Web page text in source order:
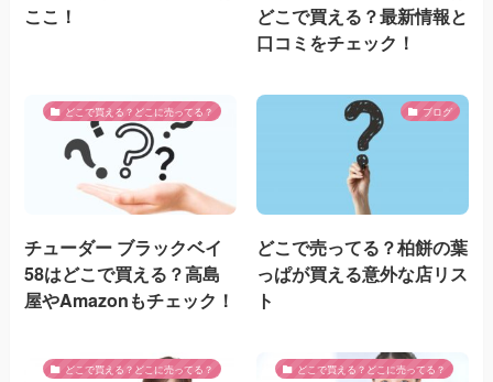
ここ！
どこで買える？最新情報と
口コミをチェック！
どこで買える？どこに売ってる？
チューダー ブラックベイ
58はどこで買える？高島
屋やAmazonもチェック！
ブログ
どこで売ってる？柏餅の葉
っぱが買える意外な店リス
ト
どこで買える？どこに売ってる？ どこで買える？どこに売ってる？